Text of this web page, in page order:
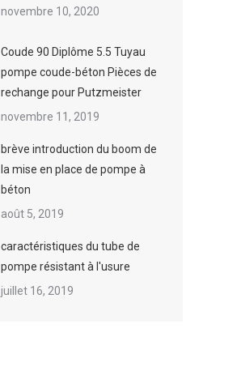
novembre 10, 2020
Coude 90 Diplôme 5.5 Tuyau
pompe coude-béton Pièces de
rechange pour Putzmeister
novembre 11, 2019
brève introduction du boom de
la mise en place de pompe à
béton
août 5, 2019
caractéristiques du tube de
pompe résistant à l'usure
juillet 16, 2019